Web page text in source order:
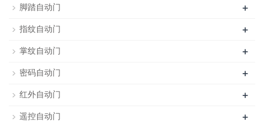
脚踏自动门 +
指纹自动门 +
掌纹自动门 +
密码自动门 +
红外自动门 +
遥控自动门 +